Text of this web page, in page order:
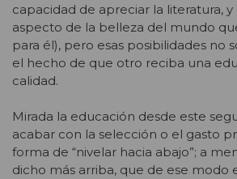
capacidad de apreciar la literatura,
aspecto de la belleza del mundo
para él), pero esas posibilidades no
el hecho de que otro reciba una
calidad.
Mirada la educación desde este
acabar con la selección o el gasto
forma de “nivelar hacia abajo”; a
dicho más arriba, que de ese modo